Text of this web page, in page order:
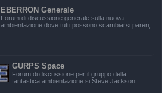
EBERRON Generale
Forum di discussione generale sulla nuova
ambientazione dove tutti possono scambiarsi pareri,
GURPS Space
Forum di discussione per il gruppo della
fantastica ambientazione si Steve Jackson.